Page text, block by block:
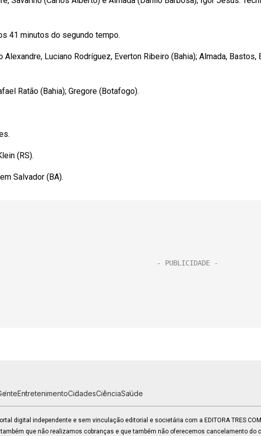
41 minutos do segundo tempo.
Alexandre, Luciano Rodríguez, Everton Ribeiro (Bahia); Almada, Bastos,
Ratão (Bahia); Gregore (Botafogo).
(RS).
Salvador (BA).
EntretenimentoCidadesCiênciaSaúde
digital independente e sem vinculação editorial e societária com a EDITORA TRES
que não realizamos cobranças e que também não oferecemos cancelamento do